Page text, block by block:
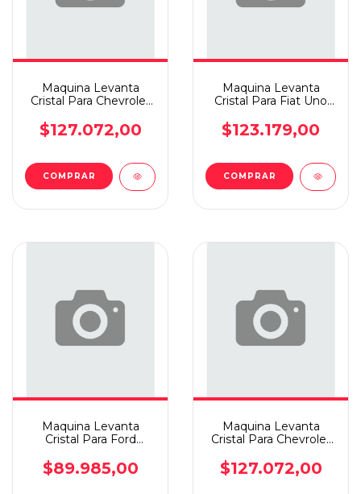
Maquina Levanta
Cristal Para Chevrolet
$127.072,00
COMPRAR
Maquina Levanta
Cristal Para Fiat Uno
$123.179,00
COMPRAR
Maquina Levanta
Cristal Para Ford
$89.985,00
Maquina Levanta
Cristal Para Chevrolet
$127.072,00